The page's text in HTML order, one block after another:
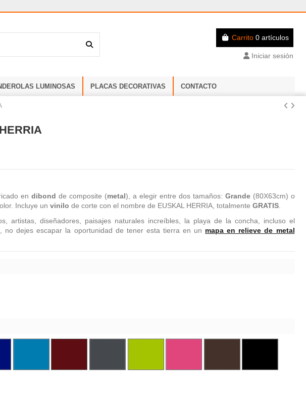
Carrito 0 artículos
Iniciar sesión
LUMINOSAS PLACAS DECORATIVAS CONTACTO
endibond de composite (metal), a elegir entre dos tamaños: Grande(80X63cm) o
Incluye un vinilo de corte con el nombre de EUSKAL HERRIA, totalmente GRATIS.
artistas, diseñadores, paisajes naturales increíbles, la playa de la concha, incluso el
no dejes escapar la oportunidad de tener esta tierra en un mapa en relieve de metal